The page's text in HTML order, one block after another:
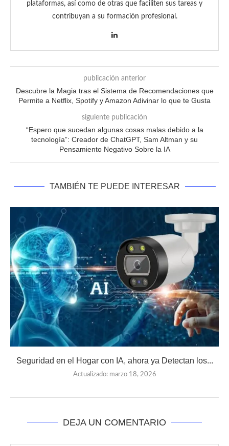
plataformas, así como de otras que faciliten sus tareas y
contribuyan a su formación profesional.
publicación anterior
Descubre la Magia tras el Sistema de Recomendaciones que
Permite a Netflix, Spotify y Amazon Adivinar lo que te Gusta
siguiente publicación
“Espero que sucedan algunas cosas malas debido a la
tecnología”: Creador de ChatGPT, Sam Altman y su
Pensamiento Negativo Sobre la IA
TAMBIÉN TE PUEDE INTERESAR
Seguridad en el Hogar con IA, ahora ya Detectan los...
Actualizado:marzo 18, 2026
DEJA UN COMENTARIO